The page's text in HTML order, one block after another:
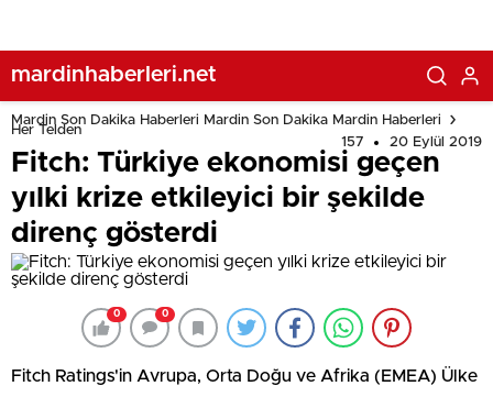
mardinhaberleri.net
Mardin Son Dakika Haberleri Mardin Son Dakika Mardin Haberleri
Her Telden
157
20 Eylül 2019
Fitch: Türkiye ekonomisi geçen
yılki krize etkileyici bir şekilde
direnç gösterdi
0 0
Fitch Ratings'in Avrupa, Orta Doğu ve Afrika (EMEA) Ülke